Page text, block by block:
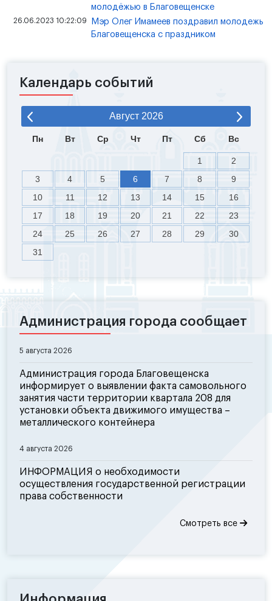
молодёжью в Благовещенске
26.06.2023 10:22:09
Мэр Олег Имамеев поздравил молодежь
Благовещенска с праздником
Календарь событий
Август 2026
Пн Вт Ср Чт Пт Сб Вс
1
2
3
4 5 6 7 8
9
10
11 12 13 14 15
16
17
18 19 20 21 22
23
24
25 26 27 28 29
30
31
Администрация города сообщает
5 августа 2026
Администрация города Благовещенска
информирует о выявлении факта самовольного
занятия части территории квартала 208 для
установки объекта движимого имущества –
металлического контейнера
4 августа 2026
ИНФОРМАЦИЯ о необходимости
осуществления государственной регистрации
права собственности
Смотреть все